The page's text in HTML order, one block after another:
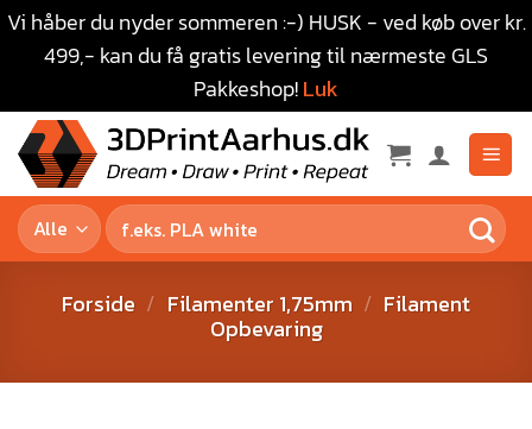
Vi håber du nyder sommeren :-) HUSK - ved køb over kr.
499,- kan du få gratis levering til nærmeste GLS
Pakkeshop!Luk
Forside / Filamenter 1,75mm / Filament
Opbevaring